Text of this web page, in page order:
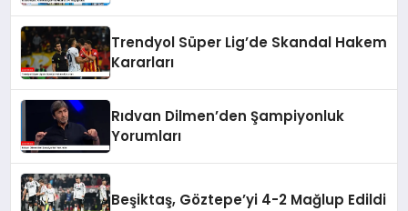
Trendyol Süper Lig’de Skandal Hakem
Kararları
Rıdvan Dilmen’den Şampiyonluk
Yorumları
Beşiktaş, Göztepe’yi 4-2 Mağlup Edildi